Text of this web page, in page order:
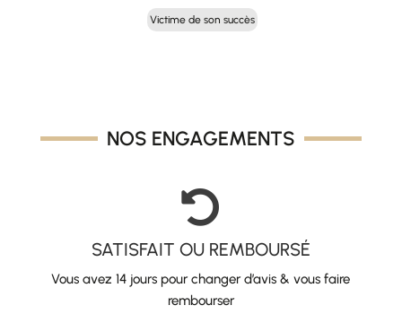
prix
initial
prix
actuel
Victime de son succès
NOS ENGAGEMENTS

SATISFAIT OU REMBOURSÉ
Vous avez 14 jours pour changer d’avis & vous faire
rembourser